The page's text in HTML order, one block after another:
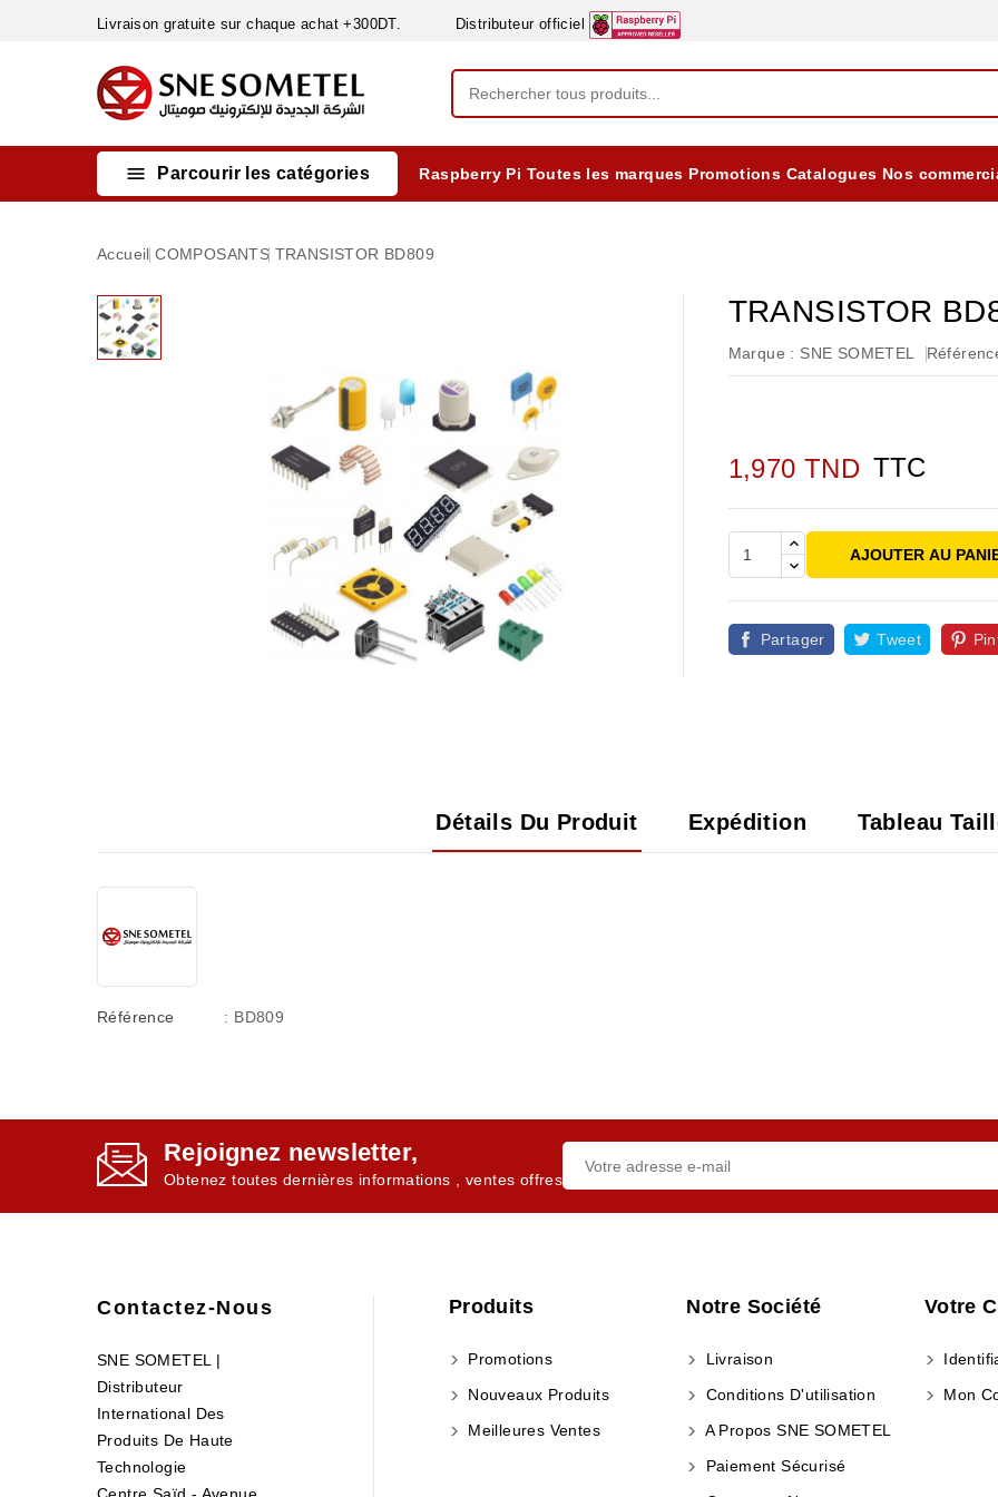
Livraison gratuite sur chaque achat +300DT. Distributeur officiel
 Parcourir les catégories Raspberry Pi Toutes les marques Promotions Catalogues Nos
Accueil COMPOSANTS TRANSISTOR BD809
TRANSISTOR
Marque : SNE SOMETEL
1,970 TND TTC
AJOUTER AU
Partager Tweet
Détails Du Produit Expédition Tableau
Référence : BD809
Rejoignez newsletter,
Obtenez toutes dernières informations , ventes offres
Contactez-Nous
SNE SOMETEL |
Distributeur
International Des
Produits De Haute
Technologie
Produits
Promotions
Nouveaux Produits
Meilleures Ventes
Notre Société
Livraison
Conditions D'utilisation
A Propos SNE SOMETEL
Paiement Sécurisé
Votre
Mon